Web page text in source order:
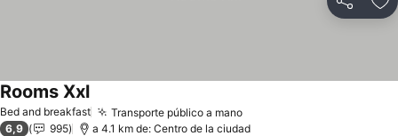
Compartir
Bed and breakfast Transporte público a mano
Rooms Xxl
6,9 995 a 4.1 km de: Centro de la ciudad